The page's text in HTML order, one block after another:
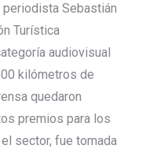
Sebastián
Turística
audiovisual
kilómetros de
quedaron
premios para los
sector, fue tomada